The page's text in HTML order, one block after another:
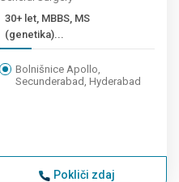
30+ let, MBBS, MS
(genetika)...
Bolnišnice Apollo,
Secunderabad, Hyderabad
Pokliči zdaj